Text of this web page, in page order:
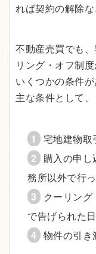
れば契約の解除な
不動産売買でも
リング・オフ制
いくつかの条件が
主な条件として、
宅地建物取
購入の申
務所以外で行
クーリン
で告げられた
物件の引き